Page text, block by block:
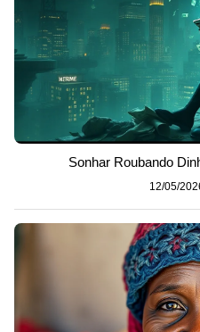
Sonhar Roubando
12/05/